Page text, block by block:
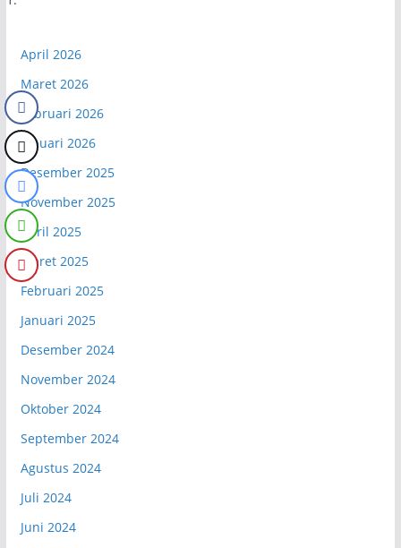
April 2026
Maret 2026
Februari 2026
Januari 2026
Desember 2025
November 2025
April 2025
Maret 2025
Februari 2025
Januari 2025
Desember 2024
November 2024
Oktober 2024
September 2024
Agustus 2024
Juli 2024
Juni 2024